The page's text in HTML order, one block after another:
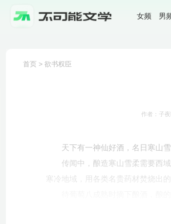
女频 男
首页 > 欲书权臣
作者：子
天下有一神仙好酒，名日寒山
传闻中，酿造寒山雪柔需要西
寒冷地域，用各类名贵药材焚烧出